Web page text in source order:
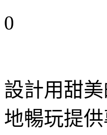
0
設計用甜
地暢玩提